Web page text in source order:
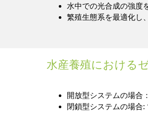
水中での光合成の強度
繁殖生態系を最適化し
水産養殖における
開放型システムの場合
閉鎖型システムの場合: